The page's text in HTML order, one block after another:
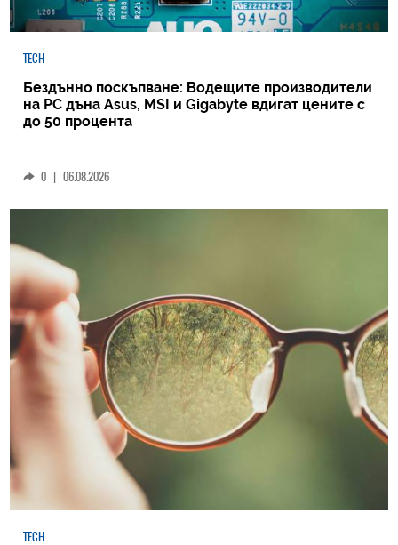
TECH
Бездънно поскъпване: Водещите производители
на РС дъна Asus, MSI и Gigabyte вдигат цените с
до 50 процента
0 | 06.08.2026
TECH